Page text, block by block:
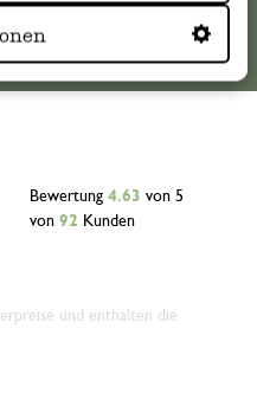
Bewertung 4.63 von 5
von 92 Kunden
und enthalten die